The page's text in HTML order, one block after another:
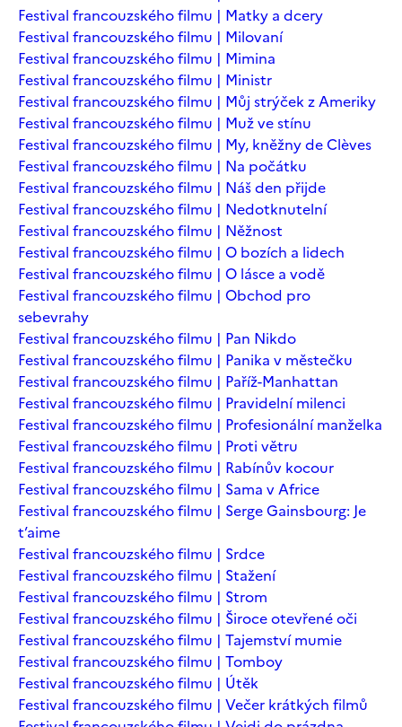
Festival francouzského filmu | Matky a dcery
Festival francouzského filmu | Milovaní
Festival francouzského filmu | Mimina
Festival francouzského filmu | Ministr
Festival francouzského filmu | Můj strýček z Ameriky
Festival francouzského filmu | Muž ve stínu
Festival francouzského filmu | My, kněžny de Clèves
Festival francouzského filmu | Na počátku
Festival francouzského filmu | Náš den přijde
Festival francouzského filmu | Nedotknutelní
Festival francouzského filmu | Něžnost
Festival francouzského filmu | O bozích a lidech
Festival francouzského filmu | O lásce a vodě
Festival francouzského filmu | Obchod pro
sebevrahy
Festival francouzského filmu | Pan Nikdo
Festival francouzského filmu | Panika v městečku
Festival francouzského filmu | Paříž-Manhattan
Festival francouzského filmu | Pravidelní milenci
Festival francouzského filmu | Profesionální manželka
Festival francouzského filmu | Proti větru
Festival francouzského filmu | Rabínův kocour
Festival francouzského filmu | Sama v Africe
Festival francouzského filmu | Serge Gainsbourg: Je
t’aime
Festival francouzského filmu | Srdce
Festival francouzského filmu | Stažení
Festival francouzského filmu | Strom
Festival francouzského filmu | Široce otevřené oči
Festival francouzského filmu | Tajemství mumie
Festival francouzského filmu | Tomboy
Festival francouzského filmu | Útěk
Festival francouzského filmu | Večer krátkých filmů